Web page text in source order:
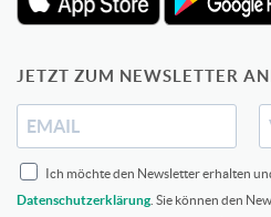
JETZT ZUM NEWSLETTER
Ich möchte den Newsletter erhalten
Datenschutzerklärung . Sie können den